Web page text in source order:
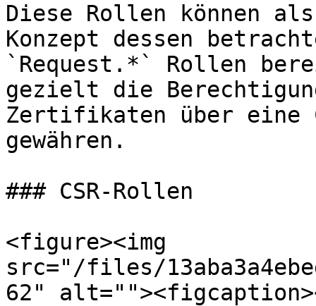
Diese Rollen können
Konzept dessen
`Request.*` Rollen
gezielt die
Zertifikaten über eine
gewähren.
### CSR-Rollen
<figure><img
src="/files/
62"